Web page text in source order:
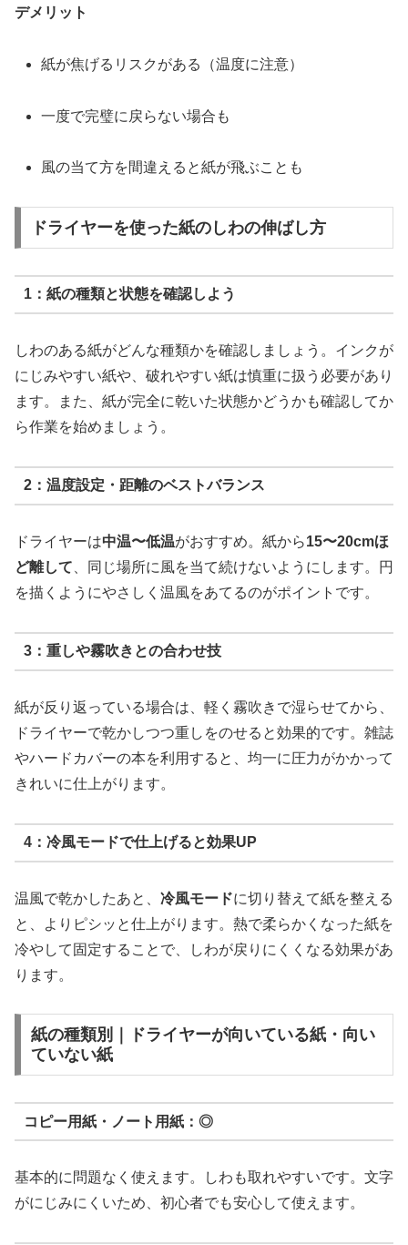
デメリット
紙が焦げるリスクがある（温度に注意）
一度で完璧に戻らない場合も
風の当て方を間違えると紙が飛ぶことも
ドライヤーを使った紙のしわの伸ばし方
1：紙の種類と状態を確認しよう
しわのある紙がどんな種類かを確認しましょう。インクが
にじみやすい紙や、破れやすい紙は慎重に扱う必要があり
ます。また、紙が完全に乾いた状態かどうかも確認してか
ら作業を始めましょう。
2：温度設定・距離のベストバランス
ドライヤーは中温〜低温がおすすめ。紙から15〜20cmほ
ど離して 、同じ場所に風を当て続けないようにします。円
を描くようにやさしく温風をあてるのがポイントです。
3：重しや霧吹きとの合わせ技
紙が反り返っている場合は、軽く霧吹きで湿らせてから、
ドライヤーで乾かしつつ重しをのせると効果的です。雑誌
やハードカバーの本を利用すると、均一に圧力がかかって
きれいに仕上がります。
4：冷風モードで仕上げると効果UP
温風で乾かしたあと、 冷風モードに切り替えて紙を整える
と、よりピシッと仕上がります。熱で柔らかくなった紙を
冷やして固定することで、しわが戻りにくくなる効果があ
ります。
紙の種類別｜ドライヤーが向いている紙・向い
ていない紙
コピー用紙・ノート用紙：◎
基本的に問題なく使えます。しわも取れやすいです。文字
がにじみにくいため、初心者でも安心して使えます。